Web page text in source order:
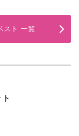
スト 一覧